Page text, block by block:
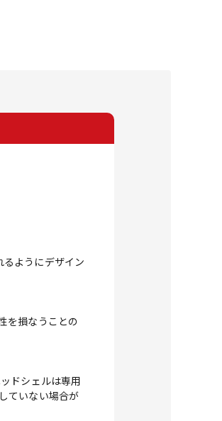
ようにデザイン
を損なうことの
ドシェルは専用
ていない場合が